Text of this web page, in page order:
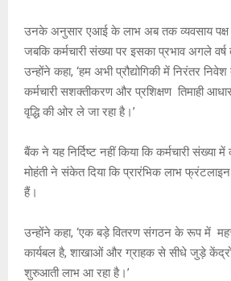
उनके अनुसार एआई के लाभ अब तक व्यवसाय पक्ष
जबकि कर्मचारी संख्या पर इसका प्रभाव अगले
उन्होंने कहा, ‘हम अभी प्रौद्योगिकी में निरंतर
कर्मचारी सशक्तीकरण और प्रशिक्षण तिमाही
वृद्धि की ओर ले जा रहा है।’
बैंक ने यह निर्दिष्ट नहीं किया कि कर्मचारी संख्या
मोहंती ने संकेत दिया कि प्रारंभिक लाभ
हैं।
उन्होंने कहा, ‘एक बड़े वितरण संगठन के रूप में
कार्यबल है, शाखाओं और ग्राहक से सीधे जुड़े केंद्रों
शुरुआती लाभ आ रहा है।’